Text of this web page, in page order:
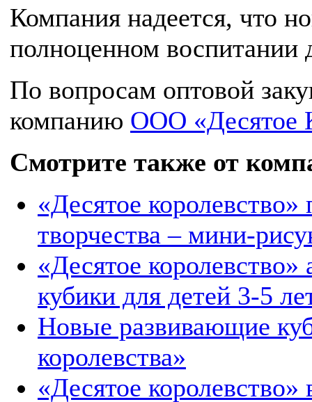
Компания надеется, что
полноценном воспитании
По вопросам оптовой
компанию ООО «Десятое
Смотрите также от
«Десятое
творчества – мини-
«Десятое
кубики для детей 3-5
Новые развивающие
королевства»
«Десятое